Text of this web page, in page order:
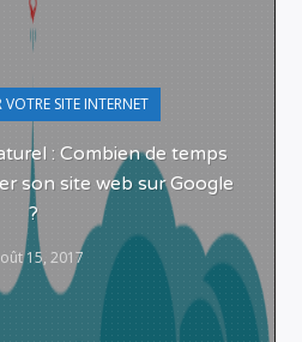
VOTRE SITE INTERNET
: Combien de temps
son site web sur Google
?
15, 2017